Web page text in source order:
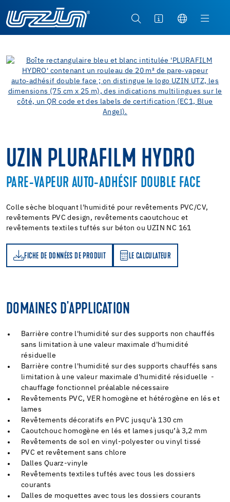
UZIN PLURAFILM HYDRO
PARE-VAPEUR AUTO-ADHÉSIF DOUBLE FACE
Colle sèche bloquant l'humidité pour revêtements PVC/CV,
revêtements PVC design, revêtements caoutchouc et
revêtements textiles tuftés sur béton ou UZIN NC 161
FICHE DE DONNÉES DE PRODUIT LE CALCULATEUR
LE CALCULATEUR
DOMAINES D'APPLICATION
Barrière contre l'humidité sur des supports non chauffés
sans limitation à une valeur maximale d'humidité
résiduelle
Barrière contre l'humidité sur des supports chauffés sans
limitation à une valeur maximale d'humidité résiduelle -
chauffage fonctionnel préalable nécessaire
Revêtements PVC, VER homogène et hétérogène en lés et
lames
Revêtements décoratifs en PVC jusqu’à 130 cm
Caoutchouc homogène en lés et lames jusqu’à 3,2 mm
Revêtements de sol en vinyl-polyester ou vinyl tissé
PVC et revêtement sans chlore
Dalles Quarz-vinyle
Revêtements textiles tuftés avec tous les dossiers
courants
Dalles de moquettes avec tous les dossiers courants